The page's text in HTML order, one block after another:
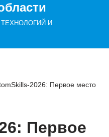
И
2026: Первое место
Первое